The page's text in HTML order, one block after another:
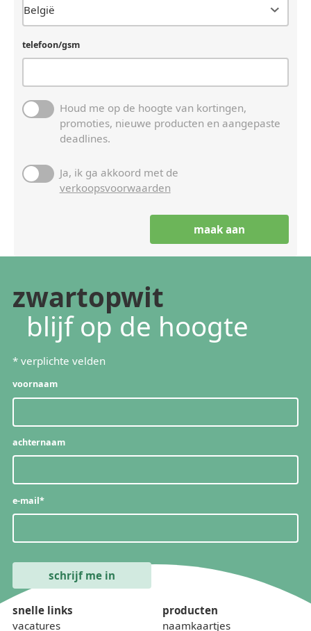
telefoon/gsm
Houd me op de hoogte van kortingen,
promoties, nieuwe producten en aangepaste
deadlines.
Ja, ik ga akkoord met de
verkoopsvoorwaarden
zwartopwit
blijf op de hoogte
* verplichte velden
voornaam
achternaam
e-mail*
snelle links
vacatures
producten
naamkaartjes